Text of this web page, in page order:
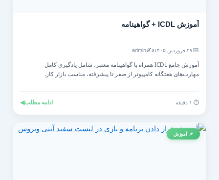
آموزش ICDL + گواهینامه
۲۷ فروردین ۱۴۰۵ ✍️
admin
آموزش جامع ICDL همراه با گواهینامه معتبر، شامل یادگیری کامل
مهارت‌های هفتگانه کامپیوتر از صفر تا پیشرفته، مناسب بازار کار.
ادامه مطلب◀
📌 آموزش